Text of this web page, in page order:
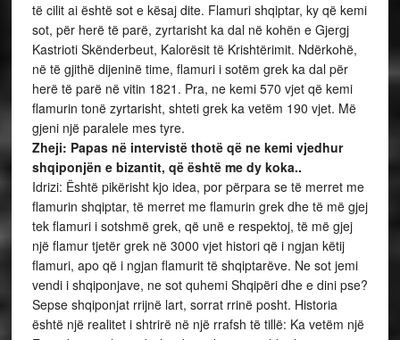
të cilit ai është sot e kësaj dite. Flamuri shqiptar, ky që kemi
sot, për herë të parë, zyrtarisht ka dal në kohën e Gjergj
Kastrioti Skënderbeut, Kalorësit të Krishtërimit. Ndërkohë,
në të gjithë dijeninë time, flamuri i sotëm grek ka dal për
herë të parë në vitin 1821. Pra, ne kemi 570 vjet që kemi
flamurin tonë zyrtarisht, shteti grek ka vetëm 190 vjet. Më
gjeni një paralele mes tyre.
Zheji: Papas në intervistë thotë që ne kemi vjedhur
shqiponjën e bizantit, që është me dy koka..
Idrizi: Është pikërisht kjo idea, por përpara se të merret me
flamurin shqiptar, të merret me flamurin grek dhe të më gjej
tek flamuri i sotshmë grek, që unë e respektoj, të më gjej
një flamur tjetër grek në 3000 vjet histori që i ngjan këtij
flamuri, apo që i ngjan flamurit të shqiptarëve. Ne sot jemi
vendi i shqiponjave, ne sot quhemi Shqipëri dhe e dini pse?
Sepse shqiponjat rrijnë lart, sorrat rrinë posht. Historia
është një realitet i shtrirë në një rrafsh të tillë: Ka vetëm një